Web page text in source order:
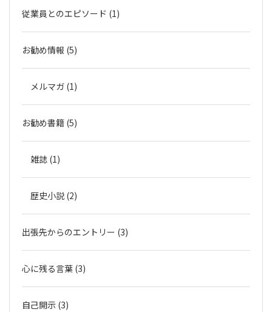
従業員とのエピソード (1)
お勧め情報 (5)
メルマガ (1)
お勧め書籍 (5)
雑誌 (1)
歴史小説 (2)
出張先からのエントリー (3)
心に残る言葉 (3)
自己開示 (3)